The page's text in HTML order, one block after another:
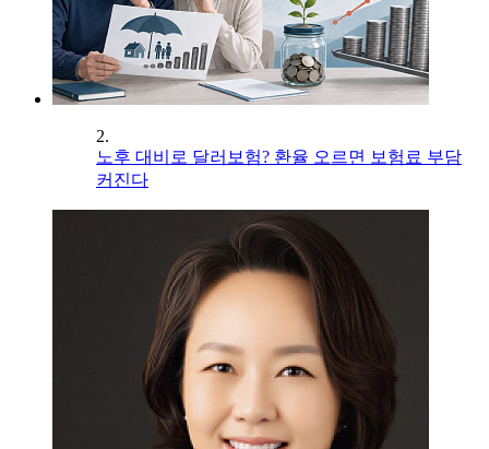
2.
노후 대비로 달러보험? 환율 오르면 보험료 부담
커진다